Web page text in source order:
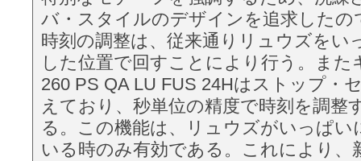
バ・スタイルのデザインを追求したの
時刻の調整は、従来通りリュウズをい
した位置で回すことにより行う。また
260 PS QA LU FUS 24Hはストップ・
えており、秒単位の精度で時刻を調整
る。この機能は、リュウズがいっぱい
いる時のみ有効である。これにより、